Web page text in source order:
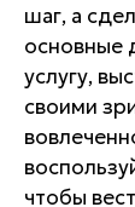
шаг, а
основные
услугу,
своими
чтобы